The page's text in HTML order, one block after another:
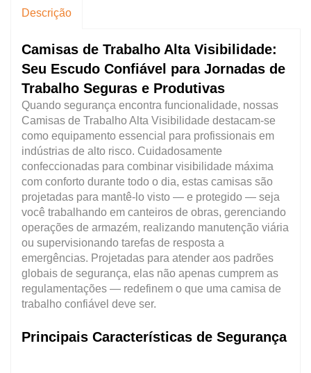
Descrição
Camisas de Trabalho Alta Visibilidade:
Seu Escudo Confiável para Jornadas de
Trabalho Seguras e Produtivas
Quando segurança encontra funcionalidade, nossas
Camisas de Trabalho Alta Visibilidade destacam-se
como equipamento essencial para profissionais em
indústrias de alto risco. Cuidadosamente
confeccionadas para combinar visibilidade máxima
com conforto durante todo o dia, estas camisas são
projetadas para mantê-lo visto — e protegido — seja
você trabalhando em canteiros de obras, gerenciando
operações de armazém, realizando manutenção viária
ou supervisionando tarefas de resposta a
emergências. Projetadas para atender aos padrões
globais de segurança, elas não apenas cumprem as
regulamentações — redefinem o que uma camisa de
trabalho confiável deve ser.
Principais Características de Segurança